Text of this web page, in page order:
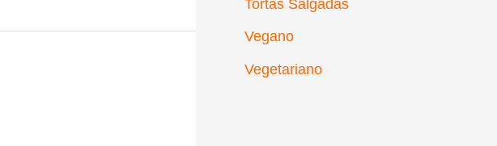
Tortas Salgadas
Vegano
Vegetariano